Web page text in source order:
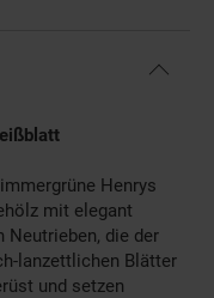
Henrys
mit elegant
Neutrieben, die der
lanzettlichen Blätter
und setzen